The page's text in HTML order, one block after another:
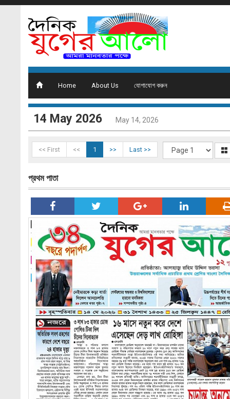
Home About Us যোগাযোগ করুন
14 May 2026 May 14, 2026
<< First << 1 >> Last >>
প্রথম পাতা